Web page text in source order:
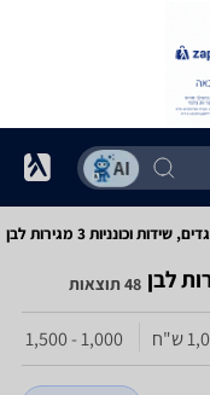
וכונניות ‏3 מגירות ‏לבן
48 תוצאות
1,000 - 1,500‏ ש"ח